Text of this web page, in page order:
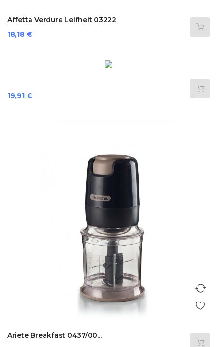
Affetta Verdure Leifheit 03222
Precio
18,18 €
Precio
19,91 €
Ariete Breakfast 0437/00...